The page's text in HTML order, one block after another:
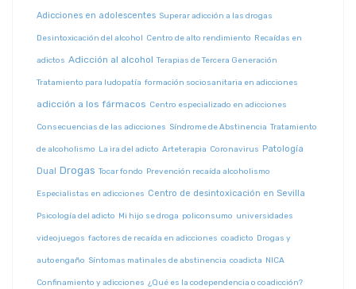
Adicciones en adolescentes Superar adicción a las drogas
Desintoxicación del alcohol Centro de alto rendimiento Recaídas en
adictos Adicción al alcohol Terapias de Tercera Generación
Tratamiento para ludopatía formación sociosanitaria en adicciones
adicción a los fármacos Centro especializado en adicciones
Consecuencias de las adicciones Síndrome de Abstinencia Tratamiento
de alcoholismo La ira del adicto Arteterapia Coronavirus Patología
Dual Drogas Tocar fondo Prevención recaída alcoholismo
Especialistas en adicciones Centro de desintoxicación en Sevilla
Psicología del adicto Mi hijo se droga policonsumo universidades
videojuegos factores de recaída en adicciones coadicto Drogas y
autoengaño Síntomas matinales de abstinencia coadicta NICA
Confinamiento y adicciones ¿Qué es la codependencia o coadicción?